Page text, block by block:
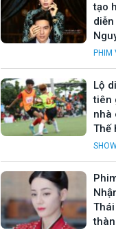
tạo
PHIM
Lộ
tiên
nhà
Thế